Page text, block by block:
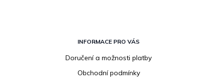
INFORMACE PRO VÁS
Doručení a možnosti platby
Obchodní podmínky